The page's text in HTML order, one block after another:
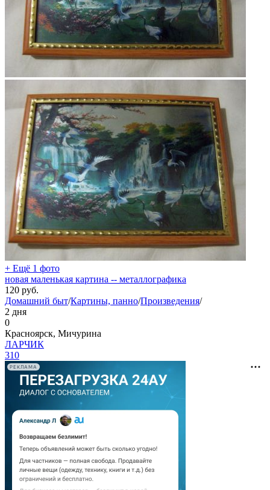
+ Ещё 1 фото
новая маленькая картина -- металлографика
120 руб.
Домашний быт/Картины, панно/Произведения/
2 дня
0
Красноярск, Мичурина
ЛАРЧИК
310
РЕКЛАМА